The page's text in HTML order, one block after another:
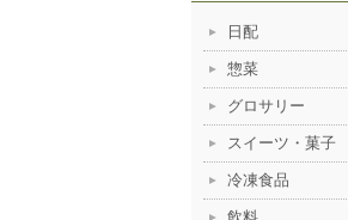
日配
惣菜
グロサリー
スイーツ・菓子
冷凍食品